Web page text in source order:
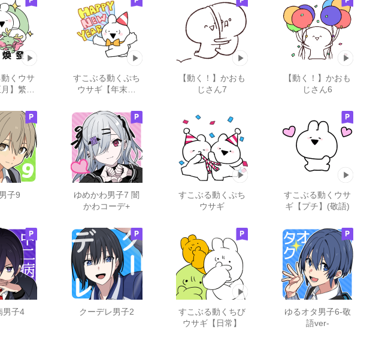
くウサ
】繁体
すこぶる動くぷち
ウサギ【年末年
【動く！】かおも
じさん7
【動く！】かおも
じさん6
子9
ゆめかわ男子7 闇
かわコーデ+
すこぶる動くぷち
ウサギ
すこぶる動くウサ
ギ【プチ】(敬語)
男子4 クーデレ男子2
すこぶる動くちび
ウサギ【日常】
ゆるオタ男子6-敬
語ver-